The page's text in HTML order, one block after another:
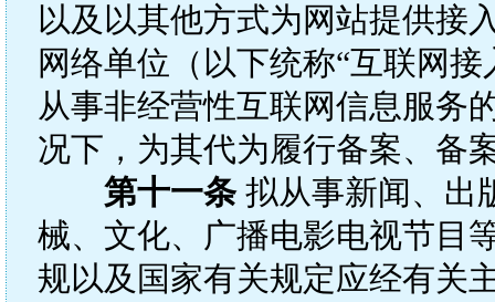
以及以其他方式为网站提供接
网络单位（以下统称“互联网
从事非经营性互联网信息服务
况下，为其代为履行备案、备
第十一条拟从事新闻、出
械、文化、广播电影电视节目
规以及国家有关规定应经有关